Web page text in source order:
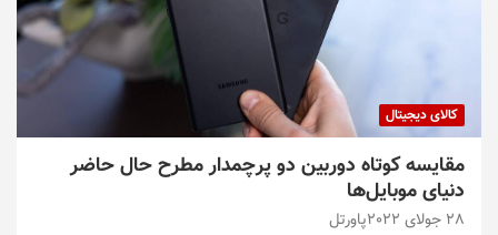
کالای دیجیتال
مقایسه کوتاه دوربین دو پرچمدار مطرح حال حاضر
دنیای موبایل‌ها
28 جولای 2022 پاورتل